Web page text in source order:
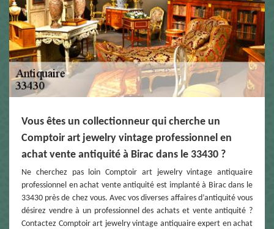
Vous êtes un collectionneur qui cherche un
Comptoir art jewelry vintage professionnel en
achat vente antiquité à Birac dans le 33430 ?
Ne cherchez pas loin Comptoir art jewelry vintage antiquaire
professionnel en achat vente antiquité est implanté à Birac dans le
33430 près de chez vous. Avec vos diverses affaires d’antiquité vous
désirez vendre à un professionnel des achats et vente antiquité ?
Contactez Comptoir art jewelry vintage antiquaire expert en achat